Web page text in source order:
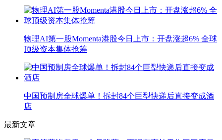
物理AI第一股Momenta港股今日上市：开盘涨超6% 全球
顶级资本集体抢筹
中国预制房全球爆单！拆封84个巨型快递后直接变成酒
店
最新文章